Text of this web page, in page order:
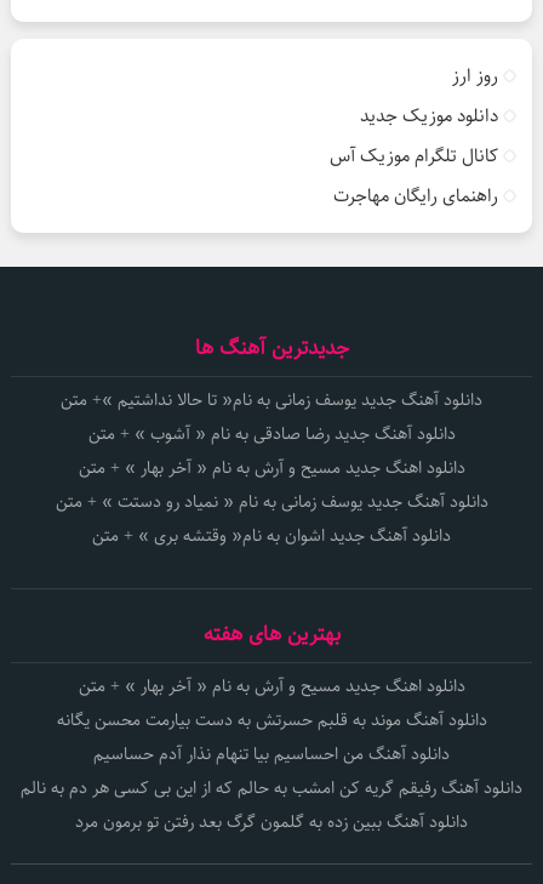
روز ارز
دانلود موزیک جدید
کانال تلگرام موزیک آس
راهنمای رایگان مهاجرت
جدیدترین آهنگ ها
دانلود آهنگ جدید یوسف زمانی به نام« تا حالا نداشتیم »+ متن
دانلود آهنگ جدید رضا صادقی به نام « آشوب » + متن
دانلود اهنگ جدید مسیح و آرش به نام « آخر بهار » + متن
دانلود آهنگ جدید یوسف زمانی به نام « نمیاد رو دستت » + متن
دانلود آهنگ جدید اشوان به نام« وقتشه بری » + متن
بهترین های هفته
دانلود اهنگ جدید مسیح و آرش به نام « آخر بهار » + متن
دانلود آهنگ موند به قلبم حسرتش به دست بیارمت محسن یگانه
دانلود آهنگ من احساسیم بیا تنهام نذار آدم حساسیم
دانلود آهنگ رفیقم گریه کن امشب به حالم که از این بی کسی هر دم به نالم
دانلود آهنگ ببین زده به گلمون گرگ بعد رفتن تو برمون مرد